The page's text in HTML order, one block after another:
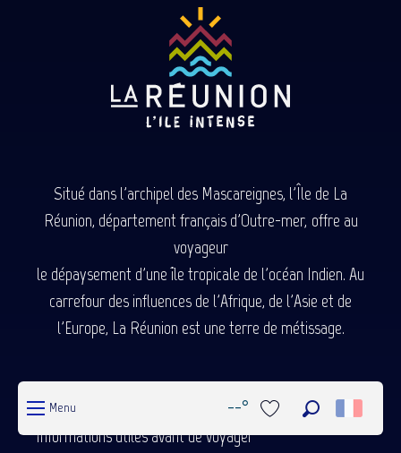
Menu --°
Voir les favoris
Situé dans l'archipel des Mascareignes, l'Île de La
Réunion, département français d'Outre-mer, offre au
voyageur
le dépaysement d'une île tropicale de l'océan Indien. Au
carrefour des influences de l'Afrique, de l'Asie et de
l'Europe, La Réunion est une terre de métissage.
Venir
Informations utiles avant de voyager
QUI SOMMES-NOUS ?
CRÉDITS
MENTIONS LÉGALES
POLITIQUE DE CONFIDENTIALITÉ
CPV